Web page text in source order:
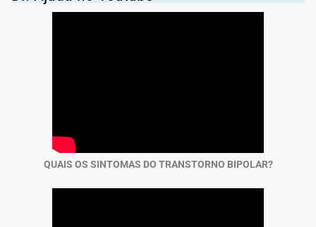
QUAIS OS SINTOMAS DO TRANSTORNO BIPOLAR?